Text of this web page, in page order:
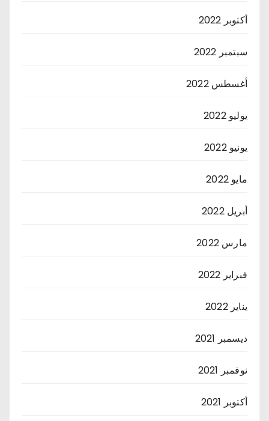
أكتوبر 2022
سبتمبر 2022
أغسطس 2022
يوليو 2022
يونيو 2022
مايو 2022
أبريل 2022
مارس 2022
فبراير 2022
يناير 2022
ديسمبر 2021
نوفمبر 2021
أكتوبر 2021